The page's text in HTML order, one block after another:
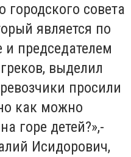
городского совета
является по
и председателем
выделил
просили
как можно
горе детей?»,-
Исидорович,